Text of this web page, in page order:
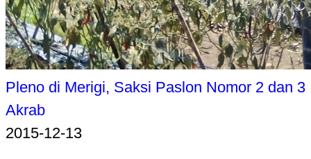
Pleno di Merigi, Saksi Paslon Nomor 2 dan 3
Akrab
2015-12-13